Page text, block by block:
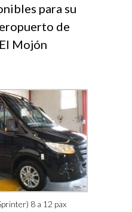
para su
de
Mojón
8 a 12 pax